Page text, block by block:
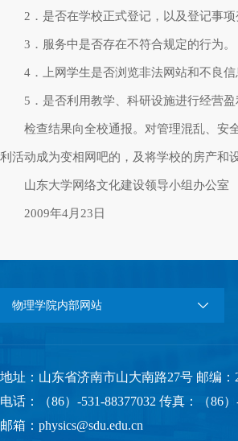
2．是否在学校正式登记，以及登记事项
3．服务中是否存在不符合规定的行为。
4．上网学生是否浏览非法网站和不良信
5．是否利用教学、科研设施进行经营
检查结果向全校通报。对管理混乱、安
利活动成为变相网吧的，及将学校的房产和
山东大学网络文化建设领导小组办公室
2009年4月23日
物理学院内部网站
地址：山东省济南市山大南路27号 邮编：
电话：（86）-531-88377032 传真：（86）
邮箱：physics@sdu.edu.cn